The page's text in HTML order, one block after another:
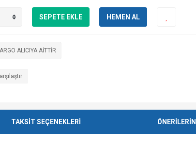
SEPETE EKLE HEMEN AL
ALICIYA AİTTİR
TAKSİT SEÇENEKLERİ